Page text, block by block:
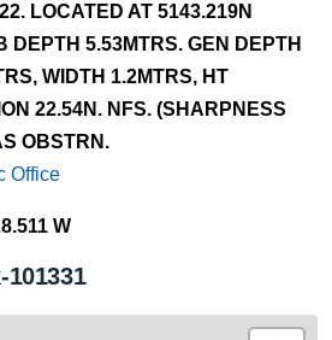
LOCATED AT 5143.219N
DEPTH 5.53MTRS. GEN DEPTH
WIDTH 1.2MTRS, HT
22.54N. NFS. (SHARPNESS
OBSTRN.
Office
W